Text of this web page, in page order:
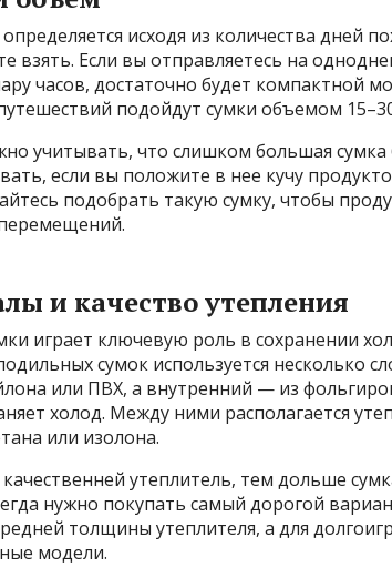
исходя из количества дней
взять. Если вы отправляетесь на
часов, достаточно будет компактной
подойдут сумки объемом
учитывать, что слишком большая сумка
если вы положите в нее кучу
подобрать такую сумку, чтобы
и качество утепления
играет ключевую роль в сохранении
сумок используется несколько
или ПВХ, а внутренний — из
холод. Между ними располагается
или изолона.
утеплитель, тем дольше
нужно покупать самый дорогой
толщины утеплителя, а для
модели.